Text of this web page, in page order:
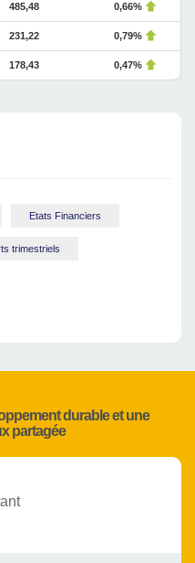
485,48 0,66%
231,22 0,79%
178,43 0,47%
Etats Financiers
trimestriels
durable et une
partagée